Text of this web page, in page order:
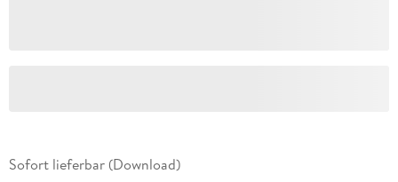
Sofort lieferbar (Download)